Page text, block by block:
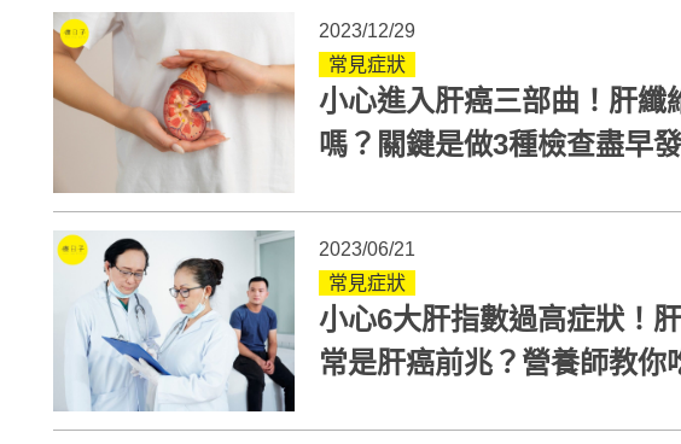
2023/12/29
常見症狀
小心進入肝癌三部曲！肝纖
嗎？關鍵是做3種檢查盡早
2023/06/21
常見症狀
小心6大肝指數過高症狀！
常是肝癌前兆？營養師教你